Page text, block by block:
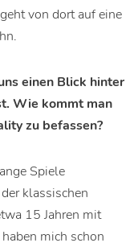
von dort auf eine
einen Blick hinter
Wie kommt man
zu befassen?
Spiele
klassischen
15 Jahren mit
mich schon